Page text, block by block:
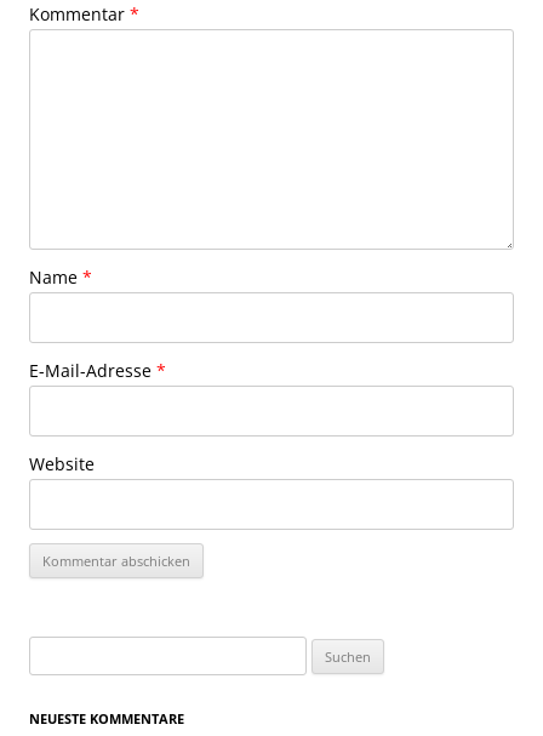
Kommentar *
Name *
E-Mail-Adresse *
Website
nach:
NEUESTE KOMMENTARE